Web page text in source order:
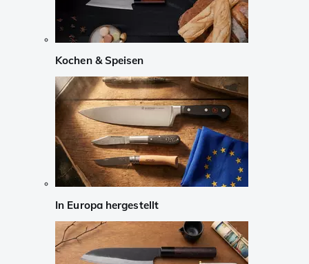
Kochen & Speisen
In Europa hergestellt